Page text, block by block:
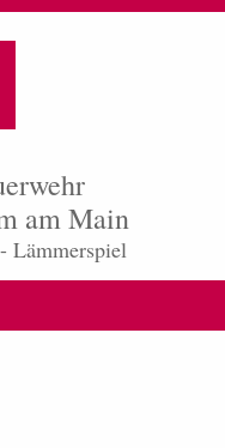
am Main
Lämmerspiel